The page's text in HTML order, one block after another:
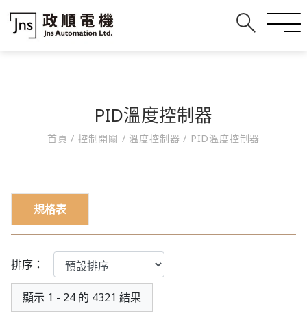
PID溫度控制器
首頁/ 控制開關 / 溫度控制器/ PID溫度控制器
規格表
排序：
顯示 1 - 24 的 4321 結果